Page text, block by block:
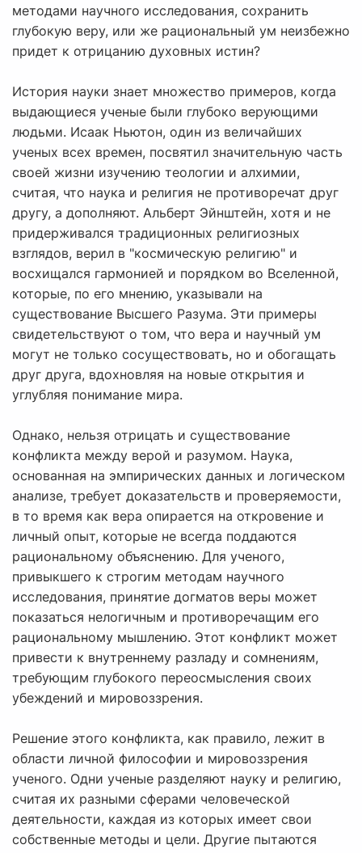
методами научного исследования, сохранить
глубокую веру, или же рациональный ум неизбежно
придет к отрицанию духовных истин?
История науки знает множество примеров, когда
выдающиеся ученые были глубоко верующими
людьми. Исаак Ньютон, один из величайших
ученых всех времен, посвятил значительную часть
своей жизни изучению теологии и алхимии,
считая, что наука и религия не противоречат друг
другу, а дополняют. Альберт Эйнштейн, хотя и не
придерживался традиционных религиозных
взглядов, верил в "космическую религию" и
восхищался гармонией и порядком во Вселенной,
которые, по его мнению, указывали на
существование Высшего Разума. Эти примеры
свидетельствуют о том, что вера и научный ум
могут не только сосуществовать, но и обогащать
друг друга, вдохновляя на новые открытия и
углубляя понимание мира.
Однако, нельзя отрицать и существование
конфликта между верой и разумом. Наука,
основанная на эмпирических данных и логическом
анализе, требует доказательств и проверяемости,
в то время как вера опирается на откровение и
личный опыт, которые не всегда поддаются
рациональному объяснению. Для ученого,
привыкшего к строгим методам научного
исследования, принятие догматов веры может
показаться нелогичным и противоречащим его
рациональному мышлению. Этот конфликт может
привести к внутреннему разладу и сомнениям,
требующим глубокого переосмысления своих
убеждений и мировоззрения.
Решение этого конфликта, как правило, лежит в
области личной философии и мировоззрения
ученого. Одни ученые разделяют науку и религию,
считая их разными сферами человеческой
деятельности, каждая из которых имеет свои
собственные методы и цели. Другие пытаются